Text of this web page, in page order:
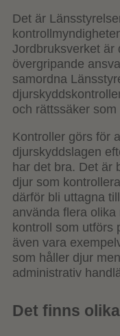
Det är
Jordbruksverket är
övergripande
samordna
och rättssäker som
Kontroller görs för
djurskyddslagen
har det bra. Det är
djur som
därför bli uttagna
använda flera
kontroll som utförs
även vara
som håller djur
administrativ
Det finns